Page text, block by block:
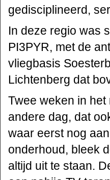
gedisciplineerd,
In deze regio was
PI3PYR, met de
vliegbasis
Lichtenberg dat
Twee weken in
andere dag, dat
waar eerst nog
onderhoud, bleek
altijd uit te staan.